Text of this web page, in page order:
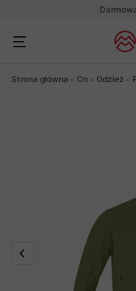
Strona główna On Odzież